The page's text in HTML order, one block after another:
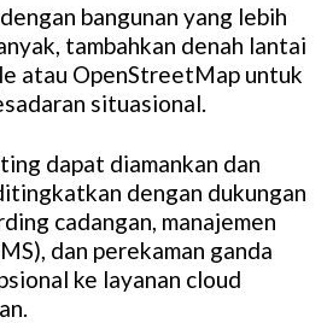
bangunan yang lebih
tambahkan denah lantai
atau OpenStreetMap untuk
situasional.
dapat diamankan dan
dengan dukungan
cadangan, manajemen
dan perekaman ganda
ke layanan cloud